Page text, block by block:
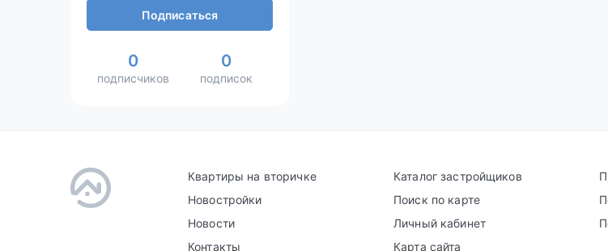
Подписаться
0
подписчиков
0
подписок
Квартиры на вторичке
Новостройки
Новости
Контакты
Каталог застройщиков
Поиск по карте
Личный кабинет
Карта сайта